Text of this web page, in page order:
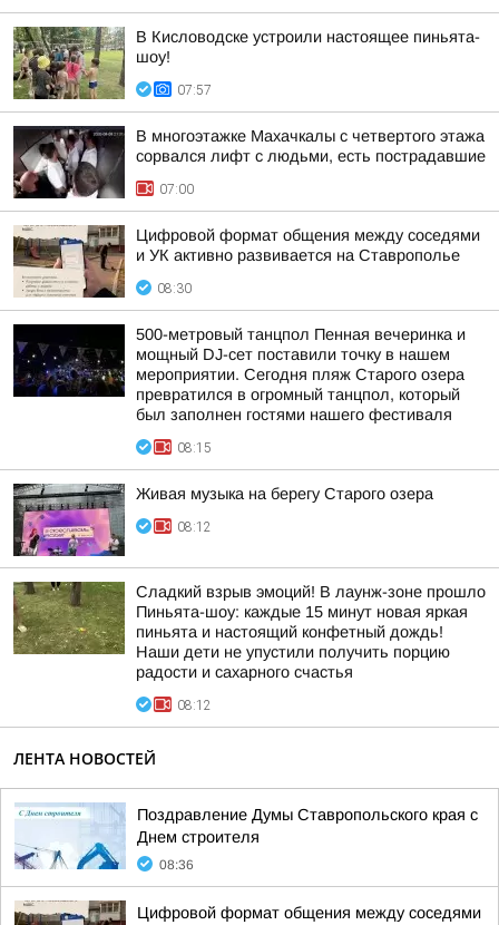
В Кисловодске устроили настоящее пиньята-
шоу!
07:57
В многоэтажке Махачкалы с четвертого этажа
сорвался лифт с людьми, есть пострадавшие
07:00
Цифровой формат общения между соседями
и УК активно развивается на Ставрополье
08:30
500-метровый танцпол Пенная вечеринка и
мощный DJ-сет поставили точку в нашем
мероприятии. Сегодня пляж Старого озера
превратился в огромный танцпол, который
был заполнен гостями нашего фестиваля
08:15
Живая музыка на берегу Старого озера
08:12
Сладкий взрыв эмоций! В лаунж-зоне прошло
Пиньята-шоу: каждые 15 минут новая яркая
пиньята и настоящий конфетный дождь!
Наши дети не упустили получить порцию
радости и сахарного счастья
08:12
ЛЕНТА НОВОСТЕЙ
Поздравление Думы Ставропольского края с
Днем строителя
08:36
Цифровой формат общения между соседями